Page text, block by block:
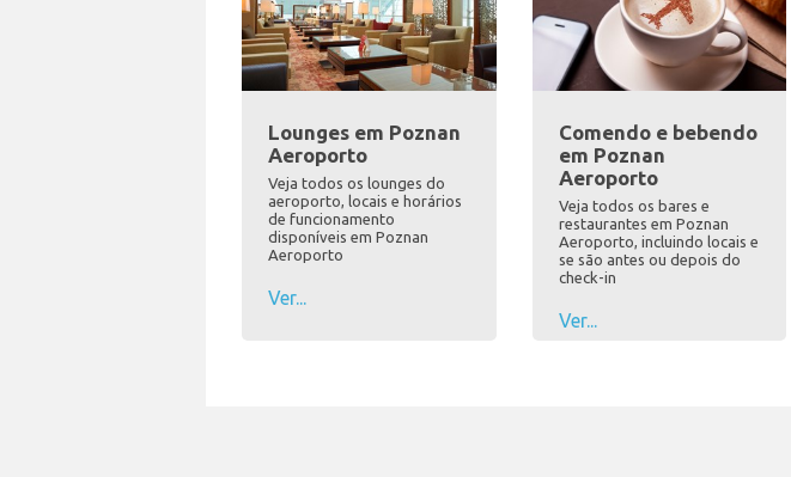
Lounges em Poznan
Aeroporto
Veja todos os lounges do
aeroporto, locais e horários
de funcionamento
disponíveis em Poznan
Aeroporto
Ver...
Comendo e bebendo
em Poznan
Aeroporto
Veja todos os bares e
restaurantes em Poznan
Aeroporto, incluindo locais e
se são antes ou depois do
check-in
Ver...